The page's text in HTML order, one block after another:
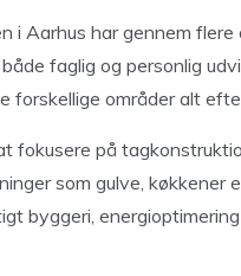
i Aarhus har gennem
faglig og personlig
forskellige områder alt
fokusere på
som gulve, køkkener
byggeri,